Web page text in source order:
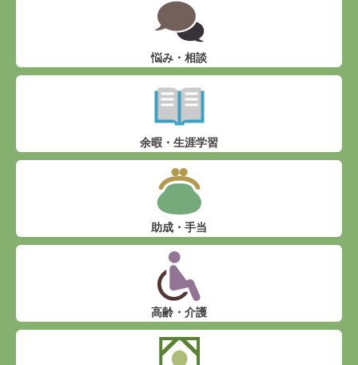
悩み・相談
余暇・生涯学習
助成・手当
高齢・介護